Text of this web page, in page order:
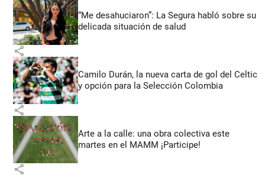
“Me desahuciaron”: La Segura habló sobre su
delicada situación de salud
share
Camilo Durán, la nueva carta de gol del Celtic
y opción para la Selección Colombia
share
Arte a la calle: una obra colectiva este
martes en el MAMM ¡Participe!
share